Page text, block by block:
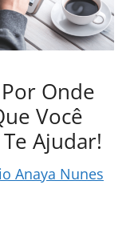
Onde
Você
Ajudar!
Anaya Nunes